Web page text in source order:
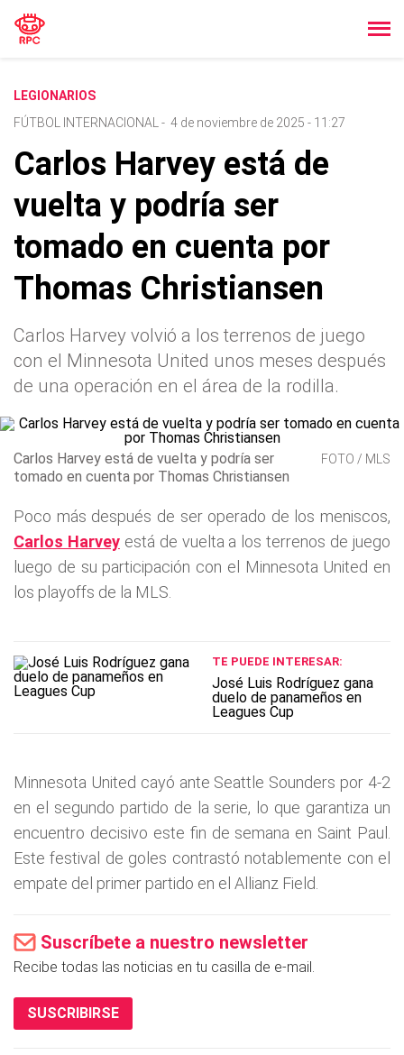
LEGIONARIOS
FÚTBOL INTERNACIONAL
- 4 de noviembre de 2025 - 11:27
Carlos Harvey está de
vuelta y podría ser
tomado en cuenta por
Thomas Christiansen
Carlos Harvey volvió a los terrenos de juego
con el Minnesota United unos meses después
de una operación en el área de la rodilla.
Carlos Harvey está de vuelta y podría ser
tomado en cuenta por Thomas Christiansen
FOTO / MLS
Poco más después de ser operado de los meniscos,
Carlos Harveyestá de vuelta a los terrenos de juego
luego de su participación con el Minnesota United en
los playoffs de la MLS.
TE PUEDE INTERESAR:
José Luis Rodríguez gana
duelo de panameños en
Leagues Cup
Minnesota United cayó ante Seattle Sounders por 4-2
en el segundo partido de la serie, lo que garantiza un
encuentro decisivo este fin de semana en Saint Paul.
Este festival de goles contrastó notablemente con el
empate del primer partido en el Allianz Field.
Suscríbete a nuestro newsletter
Recibe todas las noticias en tu casilla de e-mail.
SUSCRIBIRSE